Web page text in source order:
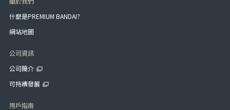
什麼是PREMIUM BANDAI?
網站地圖
公司資訊
公司簡介
可持續發展
用戶指南